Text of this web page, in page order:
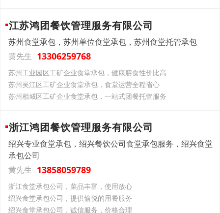
江苏鸿团餐饮管理服务有限公司
苏州食堂承包，苏州单位食堂承包，苏州食堂托管承包
黄先生 13306259768
苏州工业园区工矿企业食堂承包，健康膳食性价比高
苏州吴江区工矿企业食堂承包，食堂运营全程省心
苏州相城区工矿企业食堂承包，一站式团餐托管服务
浙江鸿团餐饮管理服务有限公司
绍兴专业食堂承包，绍兴餐饮公司食堂承包服务，绍兴食堂
承包公司
黄先生 13858059789
浙江食堂承包公司，菜品丰富，使用放心
绍兴食堂承包公司，提供愉悦的用餐服务
绍兴食堂承包公司，诚信服务，价格合理